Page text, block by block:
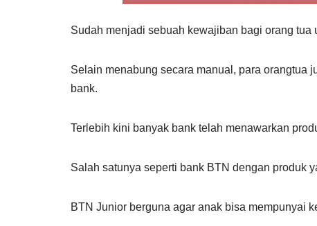
Sudah menjadi sebuah kewajiban bagi orang
Selain menabung secara manual, para orangtua
bank.
Terlebih kini banyak bank telah menawarkan
Salah satunya seperti bank BTN dengan produk
BTN Junior berguna agar anak bisa mempunyai